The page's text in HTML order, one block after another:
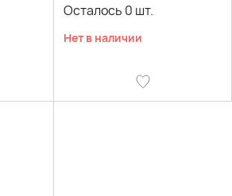
Осталось 0 шт.
Нет в наличии